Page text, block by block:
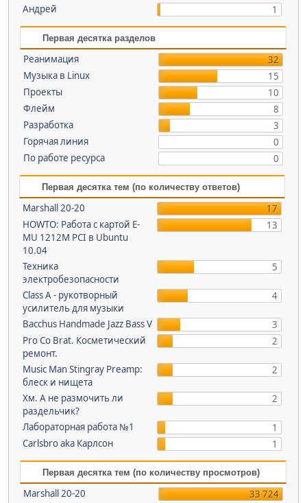
Андрей
1
Первая десятка разделов
Реанимация
32
Музыка в Linux
15
Проекты
10
Флейм
8
Разработка
3
Горячая линия
0
По работе ресурса
0
Первая десятка тем (по количеству ответов)
Marshall 20-20
17
HOWTO: Работа с картой E-
MU 1212M PCI в Ubuntu
10.04
13
Техника
электробезопасности
5
Class A - рукотворный
усилитель для музыки
4
Bacchus Handmade Jazz Bass V
3
Pro Co Brat. Косметический
ремонт.
2
Music Man Stingray Preamp:
блеск и нищета
2
Хм. А не размочить ли
раздельчик?
2
Лабораторная работа №1
1
Carlsbro aka Карлсон
1
Первая десятка тем (по количеству просмотров)
Marshall 20-20
33 724